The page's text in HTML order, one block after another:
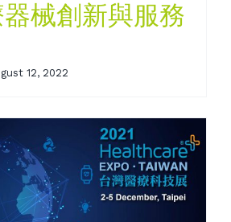
械創新與服務
12, 2022